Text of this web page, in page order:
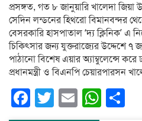
প্রসঙ্গত, গত ৮ জানুয়ারি খালেদা জিয়া
সেদিন লন্ডনের হিথরো বিমানবন্দর
বেসরকারি হাসপাতাল ‘দ্য ক্লিনিক’ এ
চিকিৎসার জন্য যুক্তরাজ্যের উদ্দেশে ৭
পাঠানো বিশেষ এয়ার অ্যাম্বুলেন্সে
প্রধানমন্ত্রী ও বিএনপি চেয়ারপারসন
Facebook
Twitter
Email